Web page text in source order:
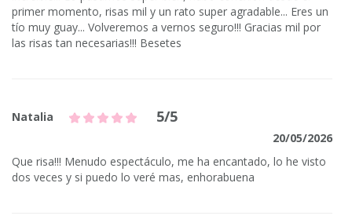
primer momento, risas mil y un rato super agradable... Eres un
tío muy guay... Volveremos a vernos seguro!!! Gracias mil por
las risas tan necesarias!!! Besetes
Natalia 5/5
20/05/2026
Que risa!!! Menudo espectáculo, me ha encantado, lo he visto
dos veces y si puedo lo veré mas, enhorabuena